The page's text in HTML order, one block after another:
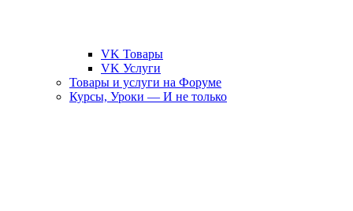
VK Товары
VK Услуги
Товары и услуги на Форуме
Курсы, Уроки — И не только